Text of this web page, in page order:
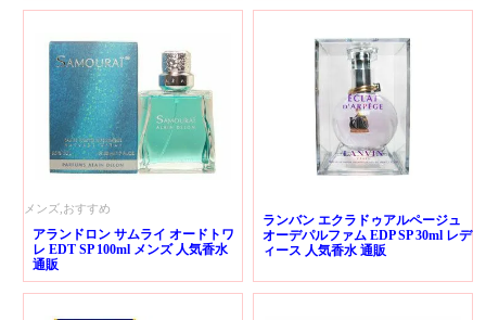
メンズ,おすすめ
アランドロン サムライ オードトワ
レ EDT SP 100ml メンズ 人気香水
通販
ランバン エクラドゥアルページュ
オーデパルファム EDP SP 30ml レデ
ィース 人気香水 通販